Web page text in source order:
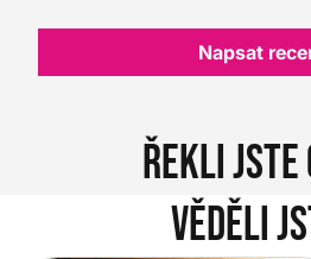
Napsat
Řekli jste
Věděli